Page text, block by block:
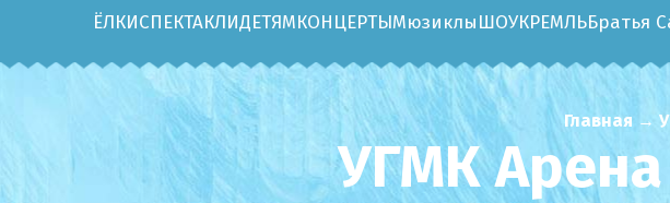
ЁЛКИСПЕКТАКЛИДЕТЯМКОНЦЕРТЫМюзиклыШОУКРЕМЛЬБратья
Главная →
УГМК Арена